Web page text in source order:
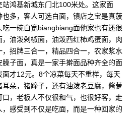
鸿基新城东门北100米处。这家面
多，客人可选白面，镇店之宝是真菠
一碗白宽biangbiang面他家也有还很
油泼剁椒面，油泼西红柿鸡蛋面，肉
招牌三合一，精品四合一，农家浆水
子面，真是一家手擀面品种齐全的面
才12元。8个凉菜每天不重样，每天
朵，猪蹄子，还有油泼老豆腐，酱萝
口，老板人不仅很和气，也很好客，走
感受到不仅是吃面，而是一种回家的